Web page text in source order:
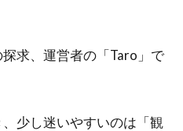
求、運営者の「Taro」で
少し迷いやすいのは「観